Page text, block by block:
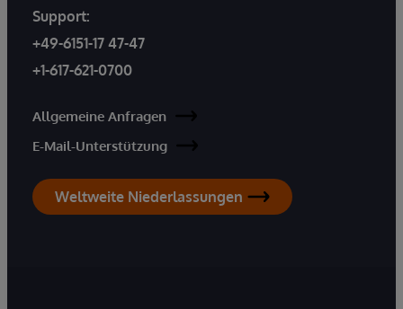
Support:
+49-6151-17 47-47
+1-617-621-0700
Allgemeine Anfragen
E-Mail-Unterstützung
Weltweite Niederlassungen